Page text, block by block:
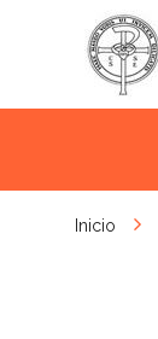
Inicio